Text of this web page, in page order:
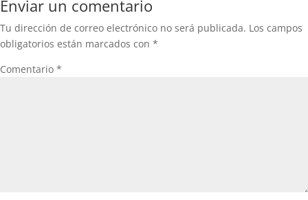
Enviar un comentario
Tu dirección de correo electrónico no será publicada. Los campos
obligatorios están marcados con *
Comentario *